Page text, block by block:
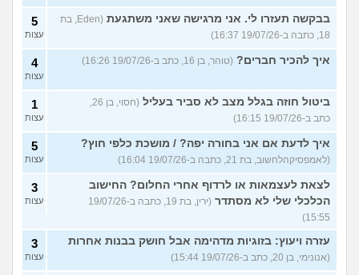
בבקשה תעזרו לי. אני מרגישה שאני משתגעת
(Eden, בת
18, כתבה ב-19/07/26 16:37)
5
עצות
איך להכיר חברים? (טוהר, בן 16, כתב ב-19/07/26 16:26) 4
עצות
ביטול חוזה בגלל מצב לא סביר בעליל
(חסוי, בן 26,
כתב ב-19/07/26 16:15)
1
עצות
איך לדעת אם אני בחורה יפה? / מושכת כלפי חוץ?
(לאמפסיקהלחשוב, בת 21, כתבה ב-19/07/26 16:04)
5
עצות
לצאת לעצמאות או לרדוף אחרי החלום? החישוב
הכלכלי שלי לא מסתדר
(ירין, בת 19, כתבה ב-19/07/26
15:55)
3
עצות
עזרה ויעוץ: בזוגיות מדהימה אבל חושק בבנות אחרות
(אנונימי, בן 20, כתב ב-19/07/26 15:44)
3
עצות